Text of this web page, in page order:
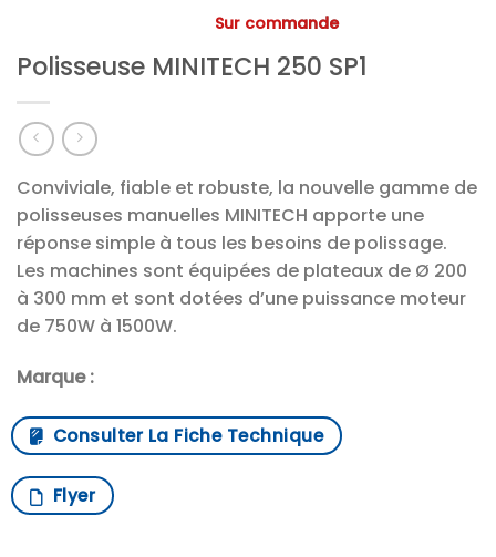
Sur commande
Polisseuse MINITECH 250 SP1
Conviviale, fiable et robuste, la nouvelle gamme de
polisseuses manuelles MINITECH apporte une
réponse simple à tous les besoins de polissage.
Les machines sont équipées de plateaux de Ø 200
à 300 mm et sont dotées d’une puissance moteur
de 750W à 1500W.
Marque :
Consulter La Fiche Technique
Flyer